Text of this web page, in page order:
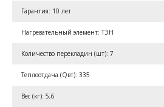
Гарантия: 10 лет
Нагревательный элемент: ТЭН
Количество перекладин (шт): 7
Теплоотдача (Qвт): 335
Вес (кг): 5,6